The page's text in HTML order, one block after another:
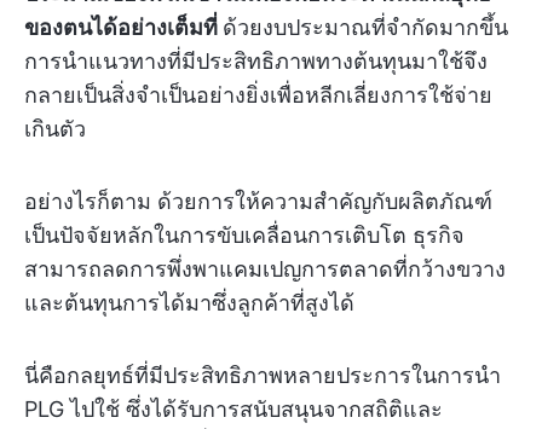
ของตนได้อย่างเต็มที่ ด้วยงบประมาณที่จำกัดมากขึ้น
การนำแนวทางที่มีประสิทธิภาพทางต้นทุนมาใช้จึง
กลายเป็นสิ่งจำเป็นอย่างยิ่งเพื่อหลีกเลี่ยงการใช้จ่าย
เกินตัว
อย่างไรก็ตาม ด้วยการให้ความสำคัญกับผลิตภัณฑ์
เป็นปัจจัยหลักในการขับเคลื่อนการเติบโต ธุรกิจ
สามารถลดการพึ่งพาแคมเปญการตลาดที่กว้างขวาง
และต้นทุนการได้มาซึ่งลูกค้าที่สูงได้
นี่คือกลยุทธ์ที่มีประสิทธิภาพหลายประการในการนำ
PLG ไปใช้ ซึ่งได้รับการสนับสนุนจากสถิติและ